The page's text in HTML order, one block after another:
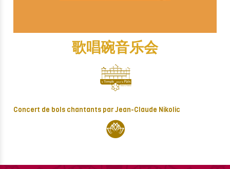
歌唱碗音乐会
Concert de bols chantants par Jean-Claude Nikolic